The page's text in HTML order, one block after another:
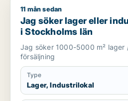
Jag söker lager eller
11 mån sedan
Jag söker lager eller
i Stockholms län
Jag söker 1000-5000 m² lager
försäljning
Type
Lager, Industrilokal